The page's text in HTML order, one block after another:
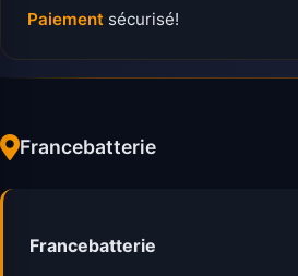
Paiement sécurisé!
Francebatterie
Francebatterie